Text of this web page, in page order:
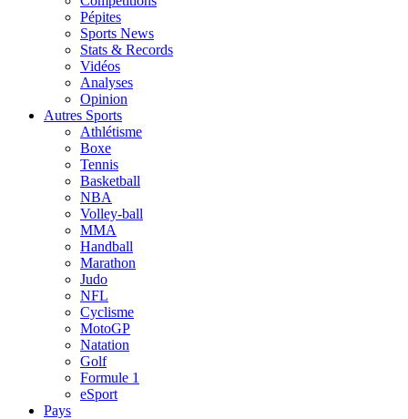
Pépites
Sports News
Stats & Records
Vidéos
Analyses
Opinion
Autres Sports
Athlétisme
Boxe
Tennis
Basketball
NBA
Volley-ball
MMA
Handball
Marathon
Judo
NFL
Cyclisme
MotoGP
Natation
Golf
Formule 1
eSport
Pays